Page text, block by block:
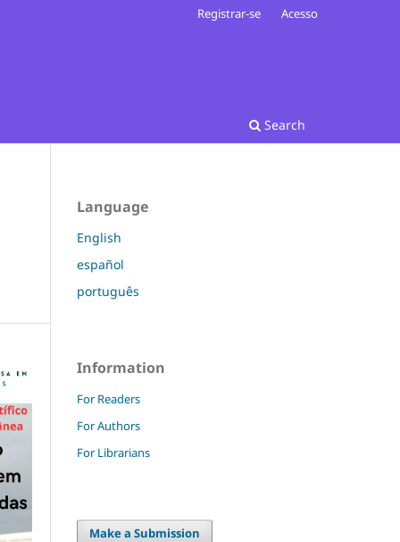
Search
Registrar-se Acesso
Language
English
español
português
Information
For Readers
For Authors
For Librarians
Make a Submission